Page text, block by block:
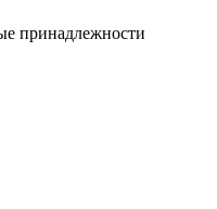
принадлежности